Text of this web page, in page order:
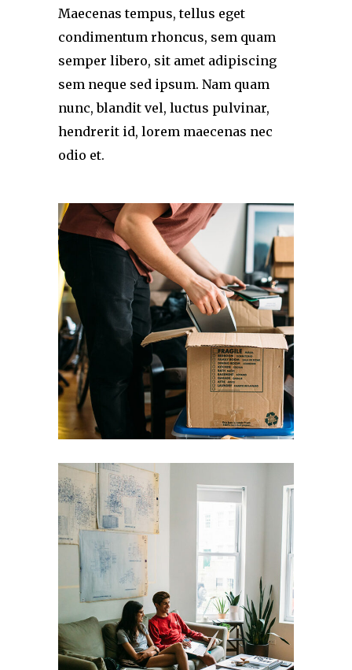
Maecenas tempus, tellus eget
condimentum rhoncus, sem quam
semper libero, sit amet adipiscing
sem neque sed ipsum. Nam quam
nunc, blandit vel, luctus pulvinar,
hendrerit id, lorem maecenas nec
odio et.